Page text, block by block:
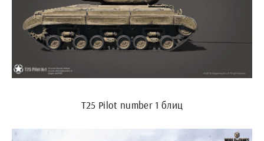
T25 Pilot number 1 блиц